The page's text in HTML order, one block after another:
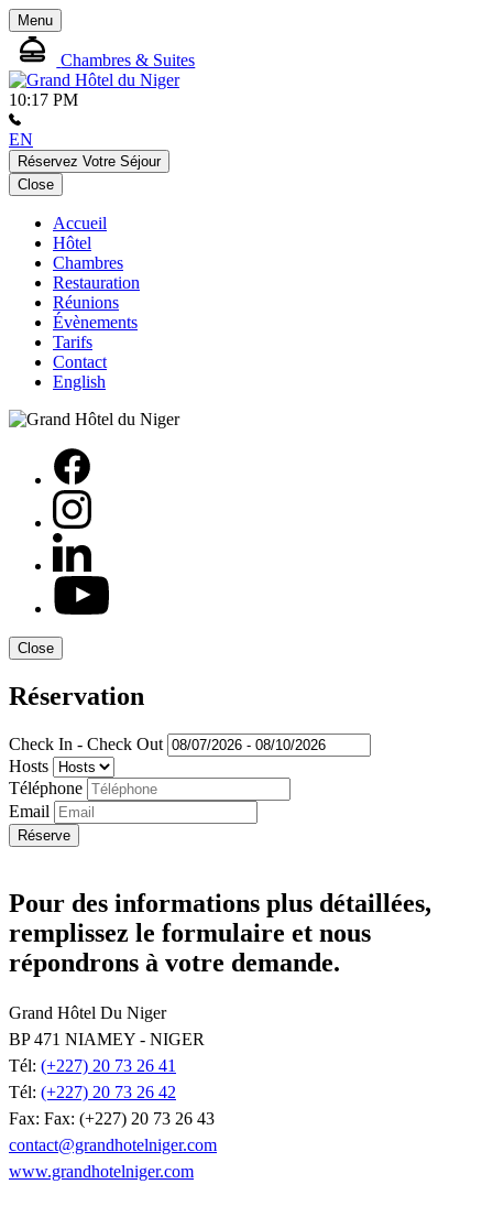
Menu
Chambres & Suites
10:17 PM
EN
Réservez Votre Séjour
Close
Accueil
Hôtel
Chambres
Restauration
Réunions
Évènements
Tarifs
Contact
English
Close
Réservation
Check In - Check Out
Hosts
Téléphone
Email
Réserve
Pour des informations plus détaillées,
remplissez le formulaire et nous
répondrons à votre demande.
Grand Hôtel Du Niger
BP 471 NIAMEY - NIGER
Tél: (+227) 20 73 26 41
Tél: (+227) 20 73 26 42
Fax: Fax: (+227) 20 73 26 43
contact@grandhotelniger.com
www.grandhotelniger.com